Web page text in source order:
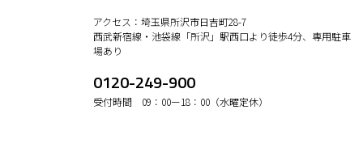
アクセス：埼玉県所沢市日吉町28-7
西武新宿線・池袋線「所沢」駅西口より徒歩4分、専用駐車
場あり
0120-249-900
受付時間 09：00ー18：00（水曜定休）